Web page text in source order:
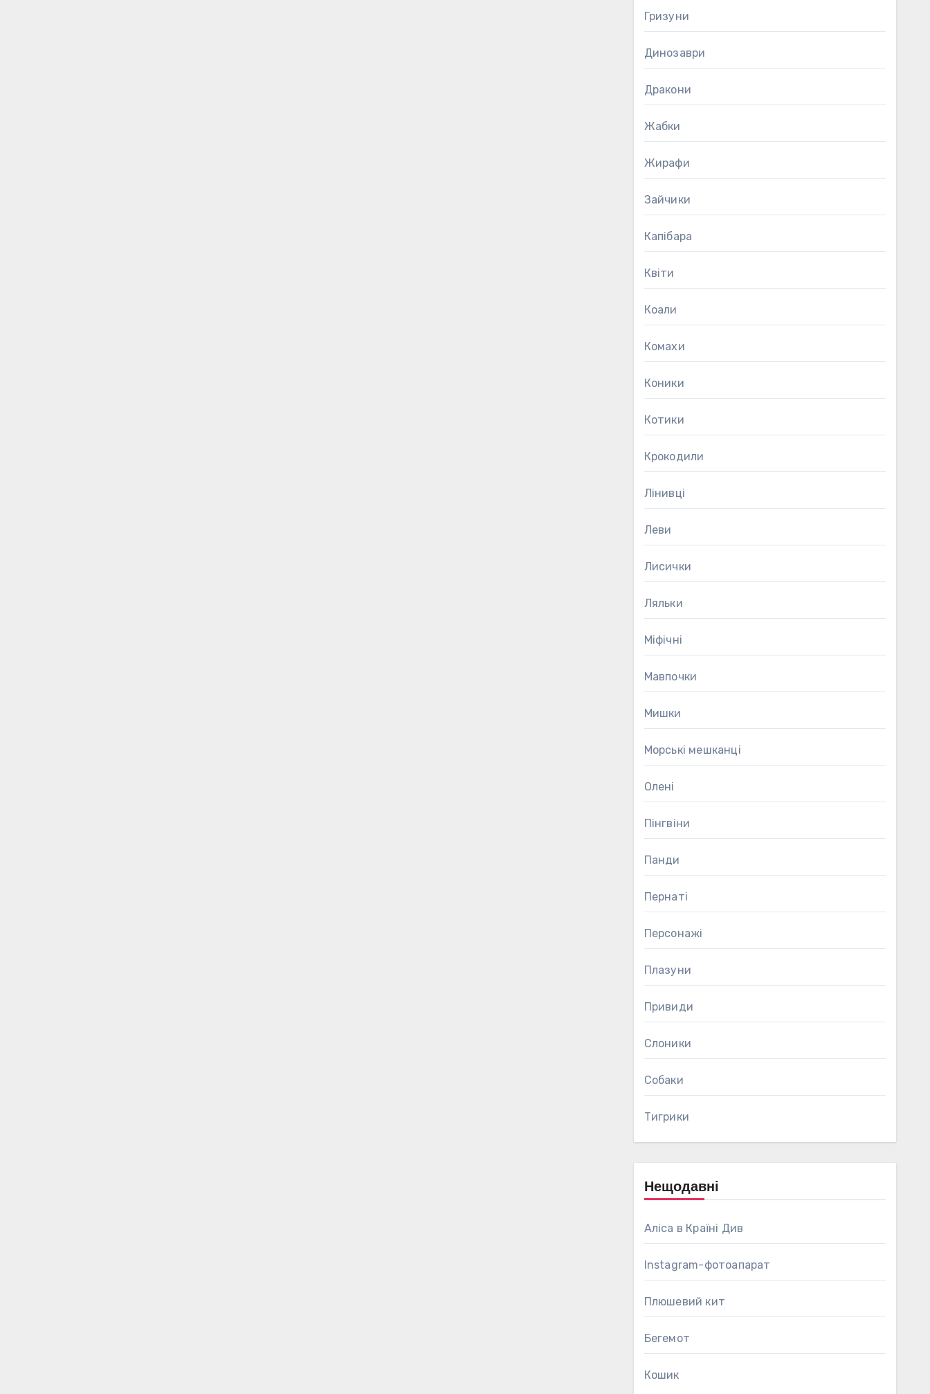
Гризуни
Динозаври
Дракони
Жабки
Жирафи
Зайчики
Капібара
Квіти
Коали
Комахи
Коники
Котики
Крокодили
Лінивці
Леви
Лисички
Ляльки
Міфічні
Мавпочки
Мишки
Морські мешканці
Олені
Пінгвіни
Панди
Пернаті
Персонажі
Плазуни
Привиди
Слоники
Собаки
Тигрики
Нещодавні
Аліса в Країні Див
Instagram-фотоапарат
Плюшевий кит
Бегемот
Кошик